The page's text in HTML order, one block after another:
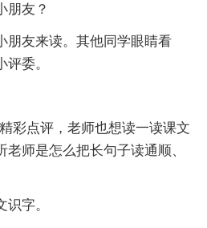
朋友？
朋友来读。其他同学眼睛看
委。
彩点评，老师也想读一读课文
师是怎么把长句子读通顺、
字。